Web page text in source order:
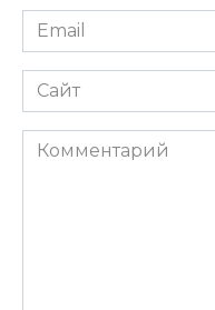
Email
*
Сайт
Комментарий